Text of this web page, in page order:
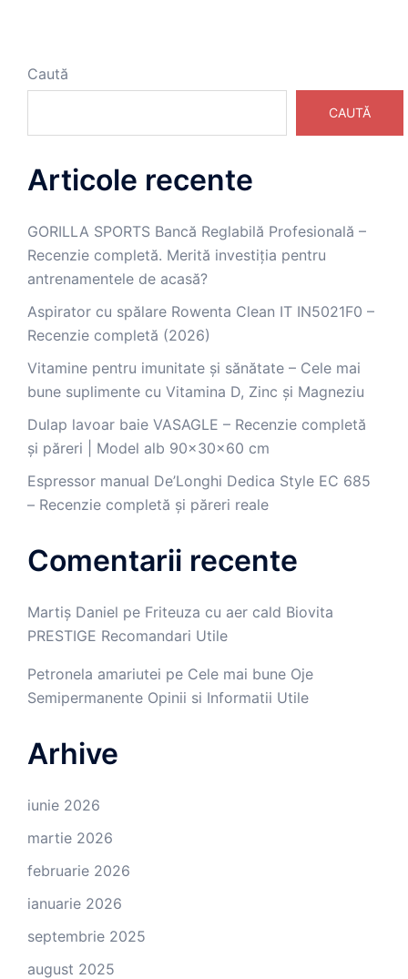
Caută
CAUTĂ
Articole recente
GORILLA SPORTS Bancă Reglabilă Profesională –
Recenzie completă. Merită investiția pentru
antrenamentele de acasă?
Aspirator cu spălare Rowenta Clean IT IN5021F0 –
Recenzie completă (2026)
Vitamine pentru imunitate și sănătate – Cele mai
bune suplimente cu Vitamina D, Zinc și Magneziu
Dulap lavoar baie VASAGLE – Recenzie completă
și păreri | Model alb 90x30x60 cm
Espressor manual De’Longhi Dedica Style EC 685
– Recenzie completă și păreri reale
Comentarii recente
Martiș Daniel pe Friteuza cu aer cald Biovita
PRESTIGE Recomandari Utile
Petronela amariutei pe Cele mai bune Oje
Semipermanente Opinii si Informatii Utile
Arhive
iunie 2026
martie 2026
februarie 2026
ianuarie 2026
septembrie 2025
august 2025